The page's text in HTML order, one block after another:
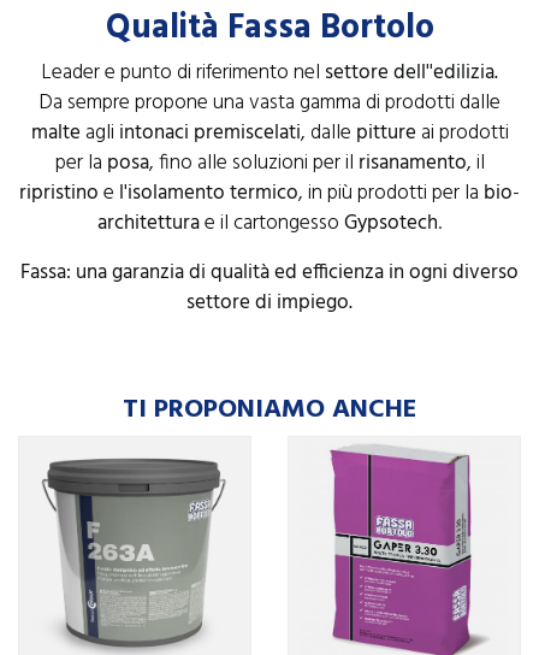
Qualità Fassa Bortolo
Leader e punto di riferimento nel settore dell''edilizia.
Da sempre propone una vasta gamma di prodotti dalle
malte agli intonaci premiscelati, dalle pitture ai prodotti
per la posa, fino alle soluzioni per il risanamento, il
ripristinoe l'isolamentotermico, in più prodotti per la bio-
architetturae il cartongessoGypsotech.
Fassa: una garanzia di qualità ed efficienza in ogni diverso
settore di impiego.
TI PROPONIAMO ANCHE